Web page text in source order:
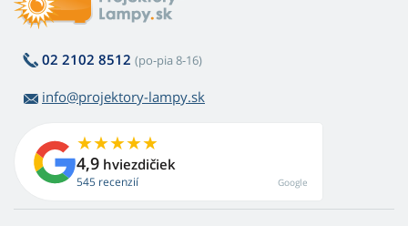
02 2102 8512 (po-pia 8-16)
info@projektory-lampy.sk
4,9 hviezdičiek
545 recenzií Google